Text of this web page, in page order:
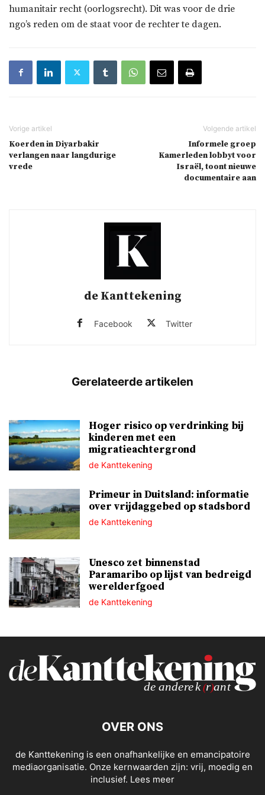
humanitair recht (oorlogsrecht). Dit was voor de drie
ngo’s reden om de staat voor de rechter te dagen.
Koerden in Diyarbakir
verlangen naar langdurige
vrede
Informele groep
Kamerleden lobbyt voor
Israël, toont nieuwe
documentaire aan
de Kanttekening
Facebook Twitter
Hoger risico op verdrinking bij
kinderen met een
migratieachtergrond
de Kanttekening
Primeur in Duitsland: informatie
over vrijdaggebed op stadsbord
de Kanttekening
Unesco zet binnenstad
Paramaribo op lijst van bedreigd
werelderfgoed
de Kanttekening
OVER ONS
de Kanttekening is een onafhankelijke en emancipatoire
mediaorganisatie. Onze kernwaarden zijn: vrij, moedig en
inclusief. Lees meer